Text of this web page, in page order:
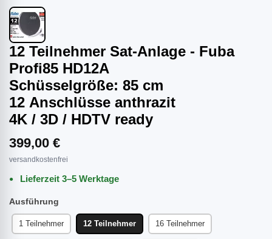
12 Teilnehmer Sat-Anlage - Fuba
Profi85 HD12A
Schüsselgröße: 85 cm
12 Anschlüsse anthrazit
4K / 3D / HDTV ready
399,00 €
versandkostenfrei
Lieferzeit 3–5 Werktage
Ausführung
1 Teilnehmer 12 Teilnehmer 16 Teilnehmer